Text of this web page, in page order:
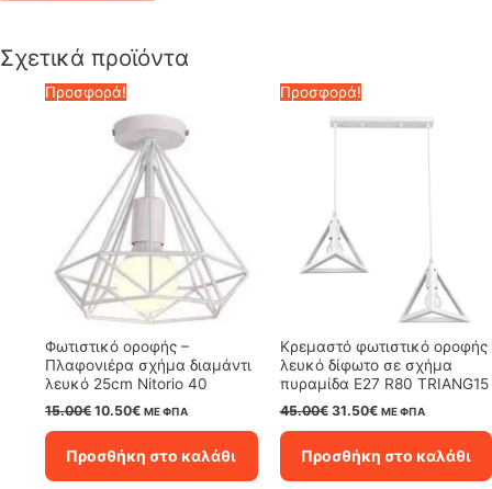
Σχετικά προϊόντα
Προσφορά!
Φωτιστικό οροφής –
Πλαφονιέρα σχήμα διαμάντι
λευκό 25cm Nitorio 40
15.00€ Original
15.00€.
10.50€Η
είναι:
10.50€.
ΜΕ ΦΠΑ
Προσθήκη στο καλάθι
Προσφορά!
Κρεμαστό φωτιστικό οροφής
λευκό δίφωτο σε σχήμα
πυραμίδα E27 R80 TRIANG15
45.00€ Original
45.00€.
31.50€Η
είναι:
31.50€.
ΜΕ ΦΠΑ
Προσθήκη στο καλάθι